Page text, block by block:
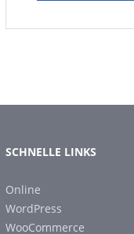
SCHNELLE LINKS
Online
WordPress
WooCommerce